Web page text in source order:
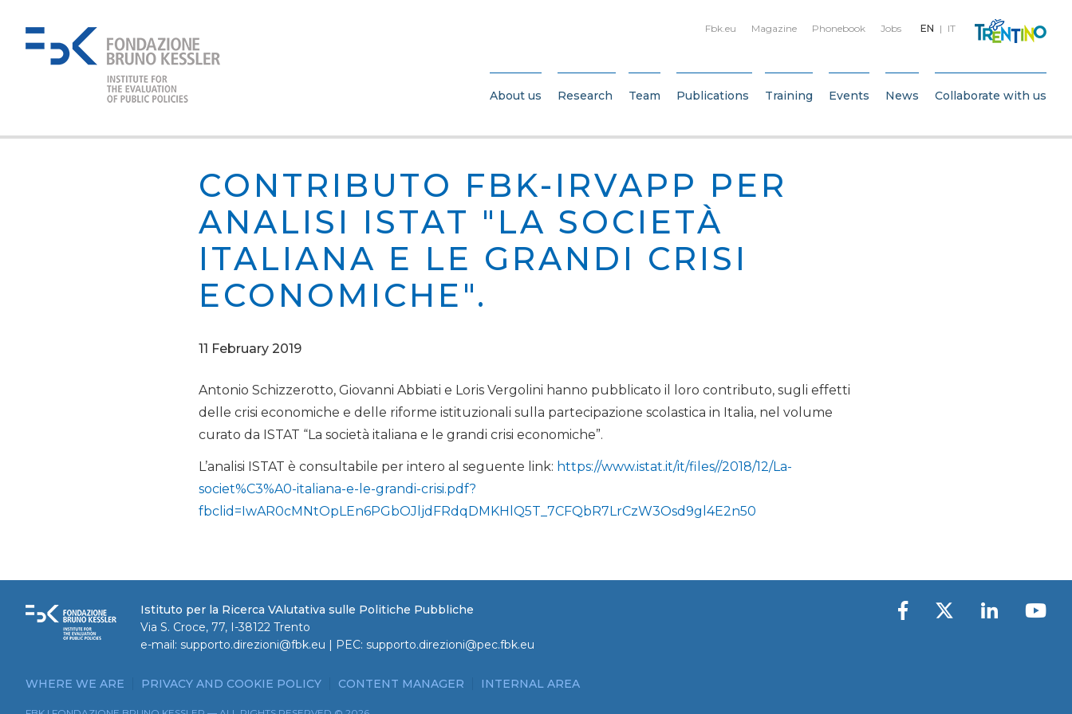
EN IT
Fbk.eu Magazine Phonebook Jobs
About us Research Team Publications Training Events News Collaborate with us
CONTRIBUTO FBK-IRVAPP PER
ANALISI ISTAT "LA SOCIETÀ
ITALIANA E LE GRANDI CRISI
ECONOMICHE".
11 February 2019
Antonio Schizzerotto, Giovanni Abbiati e Loris Vergolini hanno pubblicato il loro contributo, sugli effetti
delle crisi economiche e delle riforme istituzionali sulla partecipazione scolastica in Italia, nel volume
curato da ISTAT “La società italiana e le grandi crisi economiche”.
L’analisi ISTAT è consultabile per intero al seguente link: https://www.istat.it/it/files//2018/12/La-
societ%C3%A0-italiana-e-le-grandi-crisi.pdf?
fbclid=IwAR0cMNtOpLEn6PGbOJljdFRdqDMKHlQ5T_7CFQbR7LrCzW3Osd9gl4E2n50
Istituto per la Ricerca VAlutativa sulle Politiche Pubbliche
Via S. Croce, 77, I-38122 Trento
e-mail: supporto.direzioni@fbk.eu | PEC: supporto.direzioni@pec.fbk.eu
WHERE WE ARE PRIVACY AND COOKIE POLICY CONTENT MANAGER INTERNAL AREA